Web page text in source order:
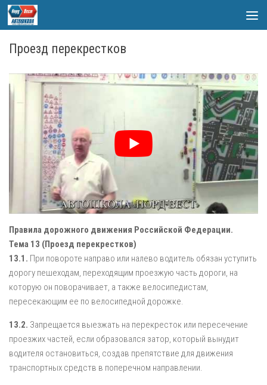
Skip to content
Проезд перекрестков
Правила дорожного движения Российской Федерации.
Тема 13 (Проезд перекрестков)
13.1. При повороте направо или налево водитель обязан уступить
дорогу пешеходам, переходящим проезжую часть дороги, на
которую он поворачивает, а также велосипедистам,
пересекающим ее по велосипедной дорожке.
13.2. Запрещается выезжать на перекресток или пересечение
проезжих частей, если образовался затор, который вынудит
водителя остановиться, создав препятствие для движения
транспортных средств в поперечном направлении.